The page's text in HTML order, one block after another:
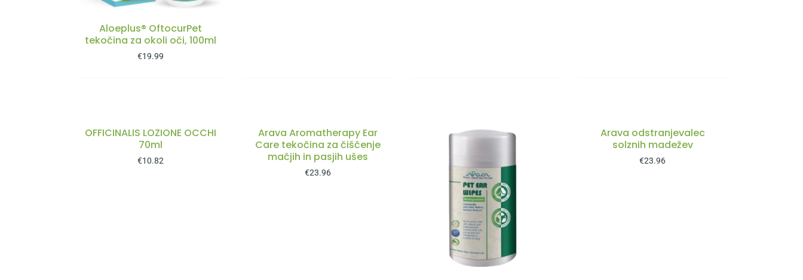
Aloeplus® OftocurPet
tekočina za okoli oči, 100ml
€19.99
OFFICINALIS LOZIONE OCCHI
70ml
€10.82
Arava Aromatherapy Ear
Care tekočina za čiščenje
mačjih in pasjih ušes
€23.96
Arava odstranjevalec
solznih madežev
€23.96